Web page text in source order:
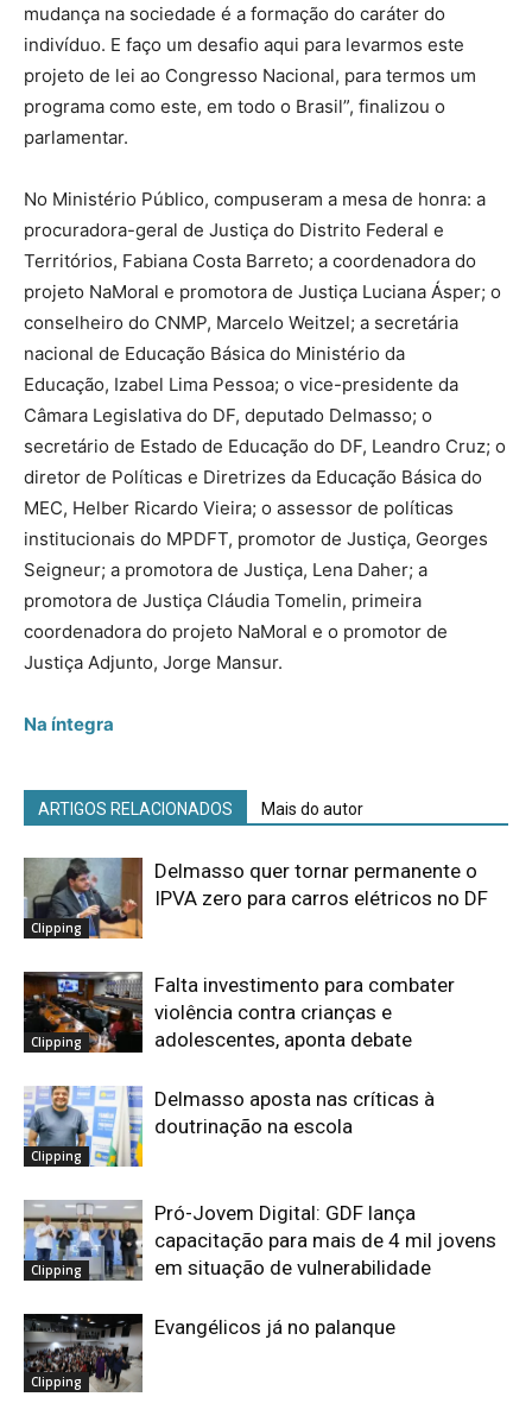
mudança na sociedade é a formação do caráter do
indivíduo. E faço um desafio aqui para levarmos este
projeto de lei ao Congresso Nacional, para termos um
programa como este, em todo o Brasil”, finalizou o
parlamentar.
No Ministério Público, compuseram a mesa de honra: a
procuradora-geral de Justiça do Distrito Federal e
Territórios, Fabiana Costa Barreto; a coordenadora do
projeto NaMoral e promotora de Justiça Luciana Ásper; o
conselheiro do CNMP, Marcelo Weitzel; a secretária
nacional de Educação Básica do Ministério da
Educação, Izabel Lima Pessoa; o vice-presidente da
Câmara Legislativa do DF, deputado Delmasso; o
secretário de Estado de Educação do DF, Leandro Cruz; o
diretor de Políticas e Diretrizes da Educação Básica do
MEC, Helber Ricardo Vieira; o assessor de políticas
institucionais do MPDFT, promotor de Justiça, Georges
Seigneur; a promotora de Justiça, Lena Daher; a
promotora de Justiça Cláudia Tomelin, primeira
coordenadora do projeto NaMoral e o promotor de
Justiça Adjunto, Jorge Mansur.
Na íntegra
ARTIGOS RELACIONADOS Mais do autor
Clipping
Delmasso quer tornar permanente o
IPVA zero para carros elétricos no DF
Clipping
Falta investimento para combater
violência contra crianças e
adolescentes, aponta debate
Clipping
Delmasso aposta nas críticas à
doutrinação na escola
Clipping
Pró-Jovem Digital: GDF lança
capacitação para mais de 4 mil jovens
em situação de vulnerabilidade
Clipping
Evangélicos já no palanque